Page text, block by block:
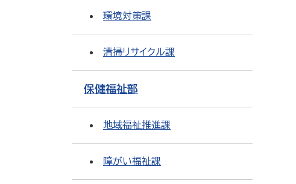
環境対策課
清掃リサイクル課
保健福祉部
地域福祉推進課
障がい福祉課